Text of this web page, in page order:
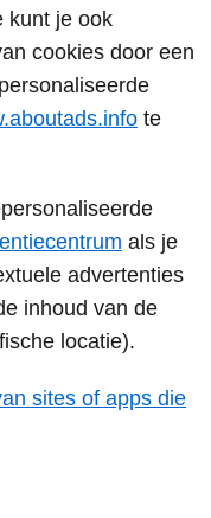
kunt je ook
cookies door een
te
als je
advertenties
inhoud van de
locatie).
sites of apps die